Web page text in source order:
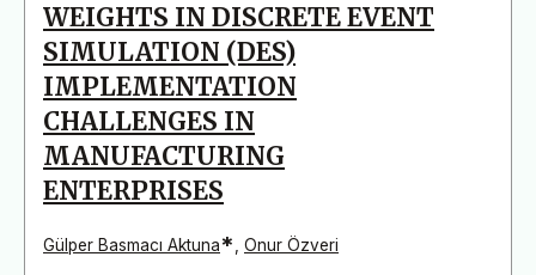
WEIGHTS IN DISCRETE EVENT
SIMULATION (DES)
IMPLEMENTATION
CHALLENGES IN
MANUFACTURING
ENTERPRISES
Gülper Basmacı Aktuna* Onur Özveri